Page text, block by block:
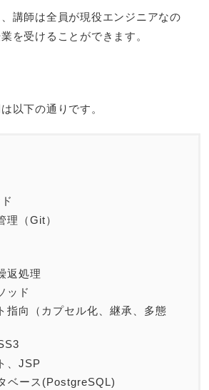
講師は全員が現役エンジニアなの
を受けることができます。
以下の通りです。
理（Git）
返処理
ッド
指向（カプセル化、継承、多態
、JSP
ベース(PostgreSQL)